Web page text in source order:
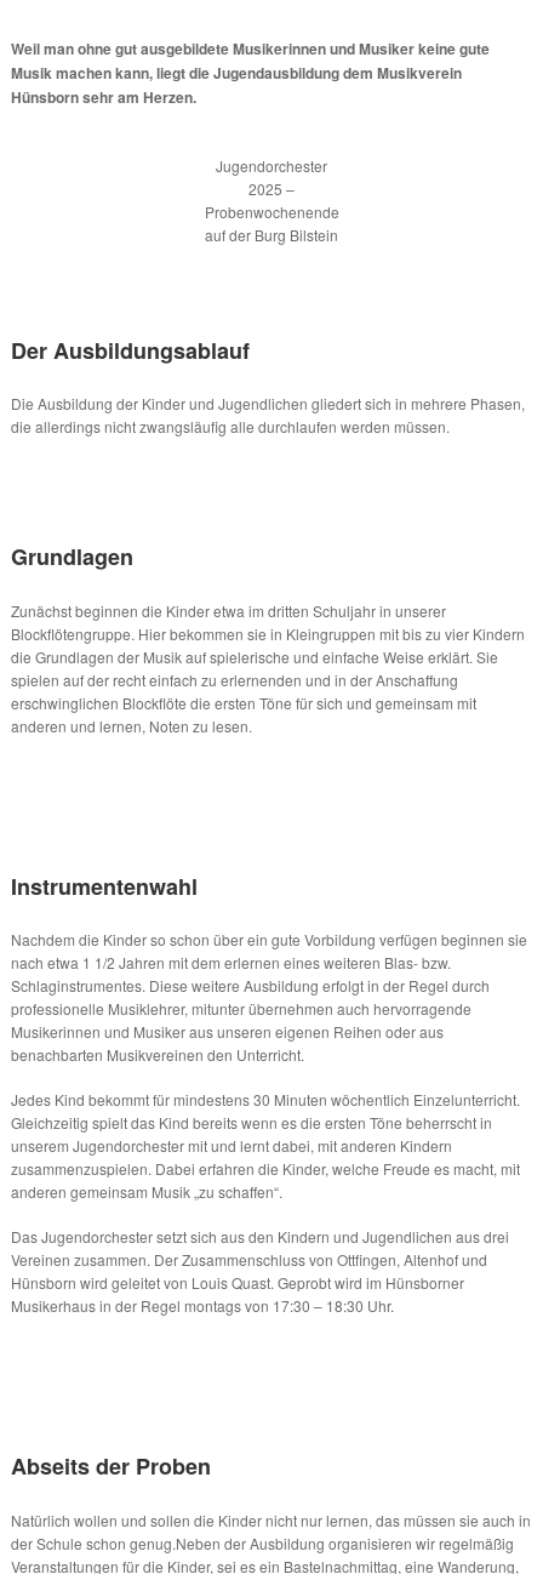
Weil man ohne gut ausgebildete Musikerinnen und Musiker keine gute
Musik machen kann, liegt die Jugendausbildung dem Musikverein
Hünsborn sehr am Herzen.
Jugendorchester
2025 –
Probenwochenende
auf der Burg Bilstein
Der Ausbildungsablauf
Die Ausbildung der Kinder und Jugendlichen gliedert sich in mehrere Phasen,
die allerdings nicht zwangsläufig alle durchlaufen werden müssen.
Grundlagen
Zunächst beginnen die Kinder etwa im dritten Schuljahr in unserer
Blockflötengruppe. Hier bekommen sie in Kleingruppen mit bis zu vier Kindern
die Grundlagen der Musik auf spielerische und einfache Weise erklärt. Sie
spielen auf der recht einfach zu erlernenden und in der Anschaffung
erschwinglichen Blockflöte die ersten Töne für sich und gemeinsam mit
anderen und lernen, Noten zu lesen.
Instrumentenwahl
Nachdem die Kinder so schon über ein gute Vorbildung verfügen beginnen sie
nach etwa 1 1/2 Jahren mit dem erlernen eines weiteren Blas- bzw.
Schlaginstrumentes. Diese weitere Ausbildung erfolgt in der Regel durch
professionelle Musiklehrer, mitunter übernehmen auch hervorragende
Musikerinnen und Musiker aus unseren eigenen Reihen oder aus
benachbarten Musikvereinen den Unterricht.
Jedes Kind bekommt für mindestens 30 Minuten wöchentlich Einzelunterricht.
Gleichzeitig spielt das Kind bereits wenn es die ersten Töne beherrscht in
unserem Jugendorchester mit und lernt dabei, mit anderen Kindern
zusammenzuspielen. Dabei erfahren die Kinder, welche Freude es macht, mit
anderen gemeinsam Musik „zu schaffen“.
Das Jugendorchester setzt sich aus den Kindern und Jugendlichen aus drei
Vereinen zusammen. Der Zusammenschluss von Ottfingen, Altenhof und
Hünsborn wird geleitet von Louis Quast. Geprobt wird im Hünsborner
Musikerhaus in der Regel montags von 17:30 – 18:30 Uhr.
Abseits der Proben
Natürlich wollen und sollen die Kinder nicht nur lernen, das müssen sie auch in
der Schule schon genug.Neben der Ausbildung organisieren wir regelmäßig
Veranstaltungen für die Kinder, sei es ein Bastelnachmittag, eine Wanderung,